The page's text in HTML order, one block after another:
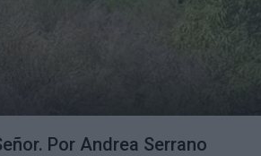
Por Andrea Serrano